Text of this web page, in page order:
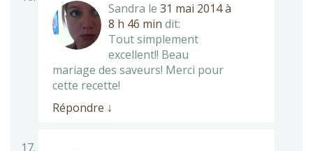
Sandra le 31 mai 2014 à
8 h 46 min dit:
Tout simplement
excellent!! Beau
mariage des saveurs! Merci pour
cette recette!
Répondre ↓